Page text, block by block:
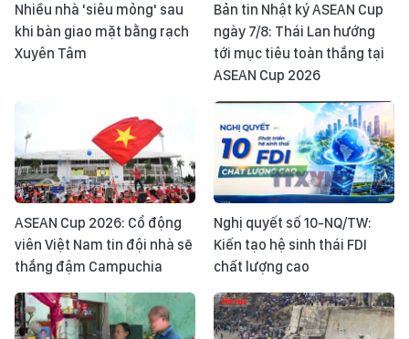
Nhiều nhà 'siêu mỏng' sau
khi bàn giao mặt bằng rạch
Xuyên Tâm
Bản tin Nhật ký ASEAN Cup
ngày 7/8: Thái Lan hướng
tới mục tiêu toàn thắng tại
ASEAN Cup 2026
ASEAN Cup 2026: Cổ động
viên Việt Nam tin đội nhà sẽ
thắng đậm Campuchia
Nghị quyết số 10-NQ/TW:
Kiến tạo hệ sinh thái FDI
chất lượng cao